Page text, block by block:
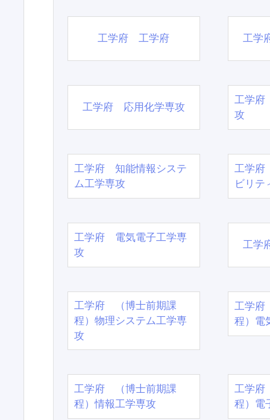
工学府 工学府 工学
工学府 応用化学専攻
工学府
攻
工学府 知能情報システ
ム工学専攻
工学府
ビリテ
工学府 電気電子工学専
攻
工学
工学府 （博士前期課
程）物理システム工学専
攻
工学
程）電
工学府 （博士前期課
程）情報工学専攻
工学
程）電